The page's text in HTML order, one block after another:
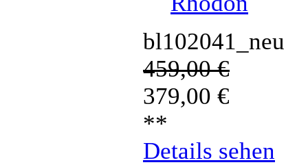
bl102041_neu
459,00€
379,00 €
**
Details sehen